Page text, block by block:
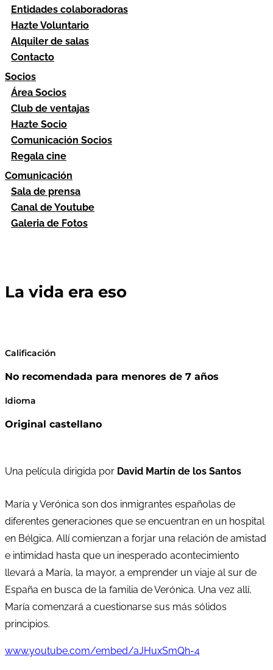
Entidades colaboradoras
Hazte Voluntario
Alquiler de salas
Contacto
Socios
Área Socios
Club de ventajas
Hazte Socio
Comunicación Socios
Regala cine
Comunicación
Sala de prensa
Canal de Youtube
Galeria de Fotos
La vida era eso
Calificación
No recomendada para menores de 7 años
Idioma
Original castellano
Una película dirigida por David Martín de los Santos
María y Verónica son dos inmigrantes españolas de
diferentes generaciones que se encuentran en un hospital
en Bélgica. Allí comienzan a forjar una relación de amistad
e intimidad hasta que un inesperado acontecimiento
llevará a María, la mayor, a emprender un viaje al sur de
España en busca de la familia de Verónica. Una vez allí,
María comenzará a cuestionarse sus más sólidos
principios.
www.youtube.com/embed/aJHuxSmQh-4